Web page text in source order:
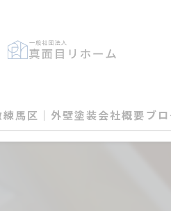
練馬区│外壁塗装会社概要ブ